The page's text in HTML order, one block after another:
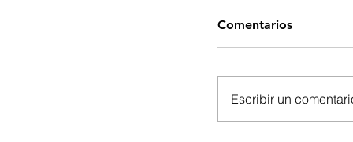
Comentarios
Escribir un